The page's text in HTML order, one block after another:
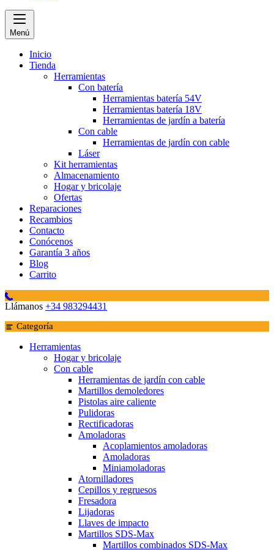
Menú
Inicio
Tienda
Herramientas
Con batería
Herramientas batería 54V
Herramientas batería 18V
Herramientas de jardín a batería
Con cable
Herramientas de jardín con cable
Láser
Kit herramientas
Almacenamiento
Hogar y bricolaje
Ofertas
Reparaciones
Recambios
Contacto
Conócenos
Garantía 3 años
Blog
Carrito
Llámanos +34 983294431
Categoría
Herramientas
Hogar y bricolaje
Con cable
Herramientas de jardín con cable
Martillos demoledores
Pistolas aire caliente
Pulidoras
Rectificadoras
Amoladoras
Acoplamientos amoladoras
Amoladoras
Miniamoladoras
Atornilladores
Cepillos y regruesos
Fresadora
Lijadoras
Llaves de impacto
Martillos SDS-Max
Martillos combinados SDS-Max